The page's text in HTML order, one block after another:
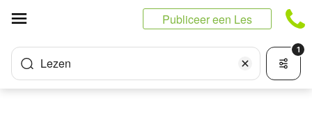
Publiceer een Les
Lezen
1